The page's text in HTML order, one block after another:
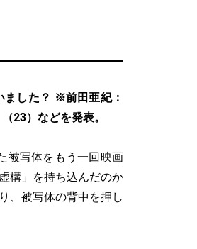
ました？ ※前田亜紀：
23）などを発表。
被写体をもう一回映画
構」を持ち込んだのか
、被写体の背中を押し